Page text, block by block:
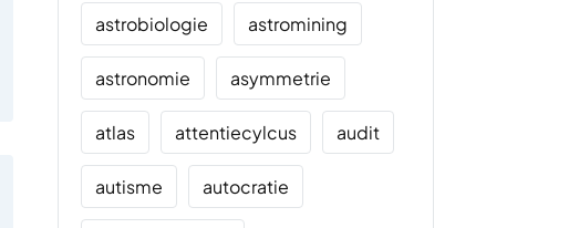
astrobiologie astromining
astronomie asymmetrie
atlas attentiecylcus audit
autisme autocratie